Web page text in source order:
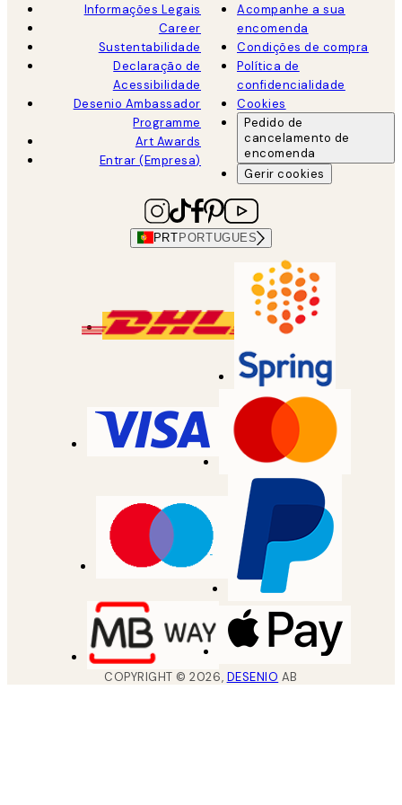
Informações Legais
Career
Sustentabilidade
Declaração de
Acessibilidade
Desenio Ambassador
Programme
Art Awards
Entrar (Empresa)
Acompanhe a sua
encomenda
Condições de compra
Política de
confidencialidade
Cookies
Pedido de
cancelamento de
encomenda
Gerir cookies
PRT PORTUGUES
COPYRIGHT ©2026, DESENIO AB